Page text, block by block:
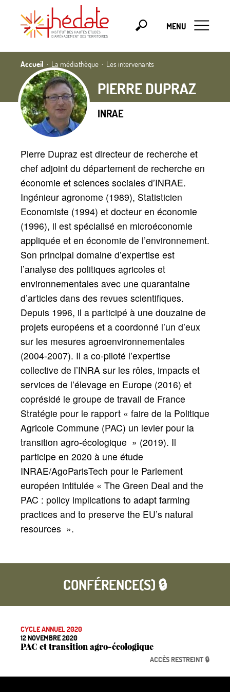
MENU
Accueil La médiathèque Les intervenants
PIERRE DUPRAZ
INRAE
Pierre Dupraz est directeur de recherche et
chef adjoint du département de recherche en
économie et sciences sociales d’INRAE.
Ingénieur agronome (1989), Statisticien
Economiste (1994) et docteur en économie
(1996), il est spécialisé en microéconomie
appliquée et en économie de l’environnement.
Son principal domaine d’expertise est
l’analyse des politiques agricoles et
environnementales avec une quarantaine
d’articles dans des revues scientifiques.
Depuis 1996, il a participé à une douzaine de
projets européens et a coordonné l’un d’eux
sur les mesures agroenvironnementales
(2004-2007). Il a co-piloté l’expertise
collective de l’INRA sur les rôles, impacts et
services de l’élevage en Europe (2016) et
coprésidé le groupe de travail de France
Stratégie pour le rapport « faire de la Politique
Agricole Commune (PAC) un levier pour la
transition agro-écologique » (2019). Il
participe en 2020 à une étude
INRAE/AgoParisTech pour le Parlement
européen intitulée « The Green Deal and the
PAC : policy implications to adapt farming
practices and to preserve the EU’s natural
resources ».
CONFÉRENCE(S) 🔒
CYCLE ANNUEL 2020
12 NOVEMBRE 2020
PAC et transition agro-écologique
ACCÈS RESTREINT 🔒